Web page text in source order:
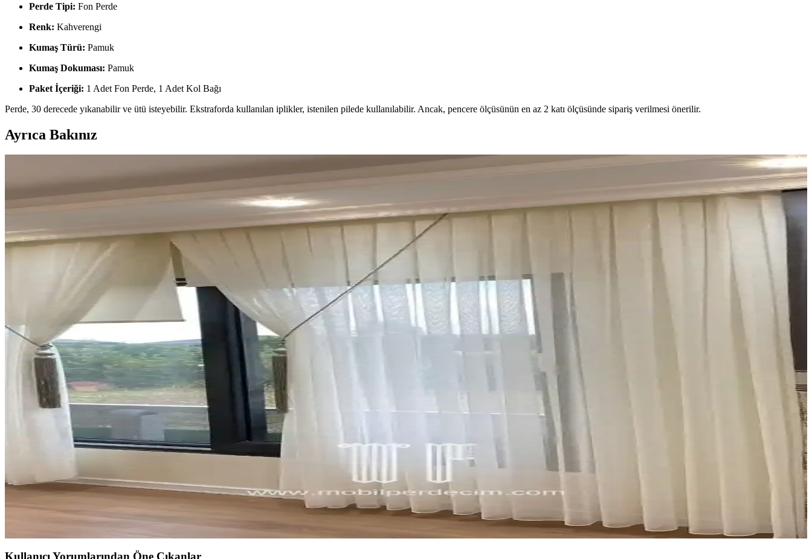
Perde Tipi: Fon Perde
Renk: Kahverengi
Kumaş Türü: Pamuk
Kumaş Dokuması: Pamuk
Paket İçeriği: 1 Adet Fon Perde, 1 Adet Kol Bağı
Perde, 30 derecede yıkanabilir ve ütü isteyebilir. Ekstraforda kullanılan iplikler, istenilen pilede kullanılabilir. Ancak, pencere ölçüsünün en az 2 katı ölçüsünde sipariş verilmesi önerilir.
Ayrıca Bakınız
Ucuz Tül Seçenekleri ve Kullanım İpuçları Ev ve Ofis Dekorasyonunda
Uygun fiyatlı tüller, çeşitli renk ve doku seçenekleriyle dekorasyonda estetik ve fonksiyonel çözümler sunar. Kalite ve bakım ipuçlarıyla uzun ömürlü kullanım sağlar.
İkea Desenli Rulo Perdeler: Estetik ve Fonksiyonelliği Bir Arada Sunan Çözümler
İkea desenli rulo perdeler, çeşitli desen ve renk seçenekleriyle estetik ve fonksiyonellik sunar. Dayanıklı malzemeleri ve kolay mekanizmasıyla iç mekan dekorasyonunuza pratik çözümler getirir.
Pencere Perde Sistemlerinde Montaj Derinliği ve Estetik Seçeneklerin Önemi
Pencere kasası derinliği, perde ve panjur montajında kritik rol oynar. İç ve dış montaj seçenekleri, yüzey özellikleri ve panjur kalınlığı estetik ve işlevsellik açısından değerlendirilir.
Estetik ve İşlevsel Modern Perde Modelleriyle Mekânlarınızı Geliştirin
Perdeler, estetik ve fonksiyonelliği bir arada sunan modern tasarımlarla iç mekanların vazgeçilmez unsurlarıdır. Çeşitli malzeme ve modellerle her mekâna uygun çözümler bulunabilir.
Yatak Odası Dekorasyonunda Konfor ve Estetiği Artıran Ürünler ve Seçenekler
Yatak odası dekorasyonunda ergonomik yataklar, yumuşak yastıklar ve şık örtülerle uyku kalitenizi yükseltin, odanızı kişisel tarzınıza uygun hale getirin.
Bebek Odası Güvenliği İçin Halı ve Perde Seçimi Rehberi
Bebek odası için güvenli ve sağlıklı halı ile perde seçimi, malzeme kalitesi ve tasarım detaylarıyla çocuk sağlığını koruma altına alır. Doğru seçimler ve düzenli bakım önemlidir.
Jüt Perdeler: Doğal ve Dayanıklı Dekorasyon Seçenekleri İçin Kapsamlı Rehber
Jüt perdeler, doğal malzemeleri ve dayanıklılıklarıyla iç ve dış mekanlara sıcaklık katan sürdürülebilir dekorasyon ürünleridir. Farklı modelleri ve bakım ipuçlarıyla yaşam alanlarınızı güzelleştirin.
Ev Dekorasyonunda Tül Perdeler: Şıklık ve Fonksiyonellik Bir Arada
Tül perdeler, hafif ve şeffaf yapılarıyla mekanlara ferahlık ve zarafet katar, renk uyumu ve bakım ipuçlarıyla ev dekorasyonunu tamamlar.
Kullanıcı Yorumlarından Öne Çıkanlar